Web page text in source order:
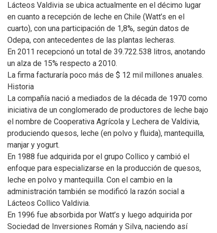
Lácteos Valdivia se ubica actualmente en el décimo lugar
en cuanto a recepción de leche en Chile (Watt’s en el
cuarto), con una participación de 1,8%, según datos de
Odepa, con antecedentes de las plantas lecheras.
En 2011 recepcionó un total de 39.722.538 litros, anotando
un alza de 15% respecto a 2010.
La firma facturaría poco más de $ 12 mil millones anuales.
Historia
La compañía nació a mediados de la década de 1970 como
iniciativa de un conglomerado de productores de leche bajo
el nombre de Cooperativa Agrícola y Lechera de Valdivia,
produciendo quesos, leche (en polvo y fluida), mantequilla,
manjar y yogurt.
En 1988 fue adquirida por el grupo Collico y cambió el
enfoque para especializarse en la producción de quesos,
leche en polvo y mantequilla. Con el cambio en la
administración también se modificó la razón social a
Lácteos Collico Valdivia.
En 1996 fue absorbida por Watt’s y luego adquirida por
Sociedad de Inversiones Román y Silva, naciendo así